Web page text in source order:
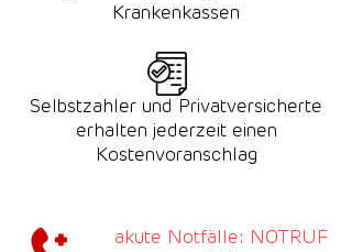
Krankenkassen
Selbstzahler und Privatversicherte
erhalten jederzeit einen
Kostenvoranschlag
akute Notfälle: NOTRUF